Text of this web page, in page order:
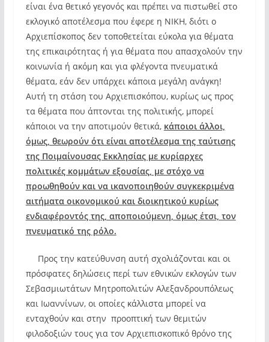
είναι ένα θετικό γεγονός και πρέπει να πιστωθεί στο
εκλογικό αποτέλεσμα που έφερε η ΝΙΚΗ, διότι ο
Αρχιεπίσκοπος δεν τοποθετείται εύκολα για θέματα
της επικαιρότητας ή για θέματα που απασχολούν την
κοινωνία ή ακόμη και για φλέγοντα πνευματικά
θέματα, εάν δεν υπάρχει κάποια μεγάλη ανάγκη!
Αυτή τη στάση του Αρχιεπισκόπου, κυρίως ως προς
τα θέματα που άπτονται της πολιτικής, μπορεί
κάποιοι να την αποτιμούν θετικά, κάποιοι άλλοι,
όμως, θεωρούν ότι είναι αποτέλεσμα της ταύτισης
της Ποιμαίνουσας Εκκλησίας με κυρίαρχες
πολιτικές κομμάτων εξουσίας, με στόχο να
προωθηθούν και να ικανοποιηθούν συγκεκριμένα
αιτήματα οικονομικού και διοικητικού κυρίως
ενδιαφέροντός της, αποποιούμενη, όμως έτσι, τον
πνευματικό της ρόλο.
Προς την κατεύθυνση αυτή σχολιάζονται και οι
πρόσφατες δηλώσεις περί των εθνικών εκλογών των
Σεβασμιωτάτων Μητροπολιτών Αλεξανδρουπόλεως
και Ιωαννίνων, οι οποίες κάλλιστα μπορεί να
ενταχθούν και στην προοπτική των θεμιτών
φιλοδοξιών τους για τον Αρχιεπισκοπικό θρόνο της